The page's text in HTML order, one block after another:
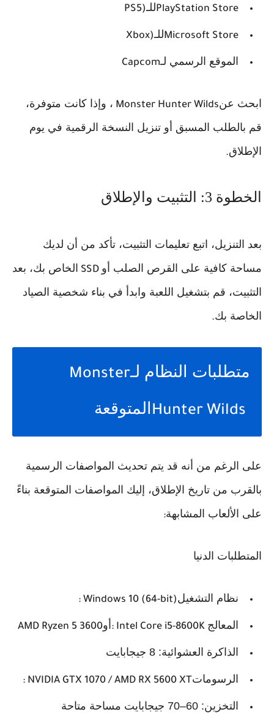
PlayStation StoreللـPS5)
Microsoft StoreللـXbox)
الموقع الرسمي لـCapcom
ابحث عنMonster Hunter Wilds ، وإذا كانت متوفرة،
قم بالطلب المسبق أو تنزيل النسخة الرقمية في يوم
الإطلاق.
الخطوة 3: التثبيت والإطلاق
بعد التنزيل، اتبع تعليمات التثبيت، تأكد من أن لديك
مساحة كافية على القرص الصلب أو SSD الخاص بك، بعد
التثبيت، قم بتشغيل اللعبة وابدأ في بناء شخصية الصياد
الخاصة بك.
متطلبات النظام لـMonster
Hunter Wilds المتوقعة
على الرغم من أنه قد يتم تحديث المواصفات الرسمية
بالقرب من تاريخ الإطلاق، إليك المواصفات المتوقعة بناءً
على الألعاب المشابهة:
المتطلبات الدنيا
نظام التشغيل: Windows 10 (64-bit)
المعالج : Intel Core i5-8600KأوAMD Ryzen 5 3600
الذاكرة العشوائية: 8 جيجابايت
الرسومات : NVIDIA GTX 1070 / AMD RX 5600 XT
التخزين: 60–70 جيجابايت مساحة متاحة